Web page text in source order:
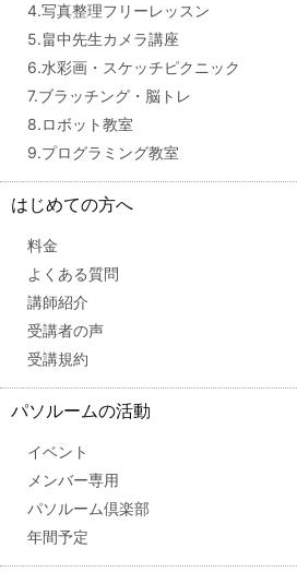
4.写真整理フリーレッスン
5.畠中先生カメラ講座
6.水彩画・スケッチピクニック
7.ブラッチング・脳トレ
8.ロボット教室
9.プログラミング教室
はじめての方へ
料金
よくある質問
講師紹介
受講者の声
受講規約
パソルームの活動
イベント
メンバー専用
パソルーム倶楽部
年間予定